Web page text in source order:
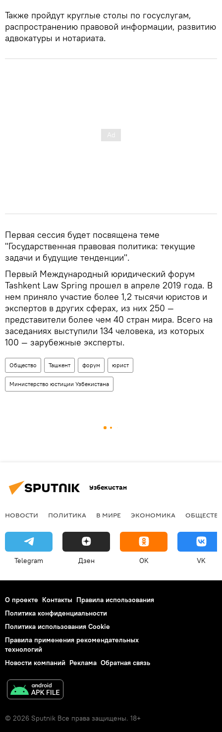
Также пройдут круглые столы по госуслугам,
распространению правовой информации, развитию
адвокатуры и нотариата.
Первая сессия будет посвящена теме
"Государственная правовая политика: текущие
задачи и будущие тенденции".
Первый Международный юридический форум
Tashkent Law Spring прошел в апреле 2019 года. В
нем приняло участие более 1,2 тысячи юристов и
экспертов в других сферах, из них 250 —
представители более чем 40 стран мира. Всего на
заседаниях выступили 134 человека, из которых
100 — зарубежные эксперты.
Общество Ташкент форум юрист
Министерство юстиции Узбекистана
Узбекистан
НОВОСТИ ПОЛИТИКА В МИРЕ ЭКОНОМИКА
Telegram Дзен OK VK
О проекте Контакты Правила использования
Политика конфиденциальности
Политика использования Cookie
Правила применения рекомендательных
технологий
Новости компаний Реклама Обратная связь
© 2026 Sputnik Все права защищены. 18+